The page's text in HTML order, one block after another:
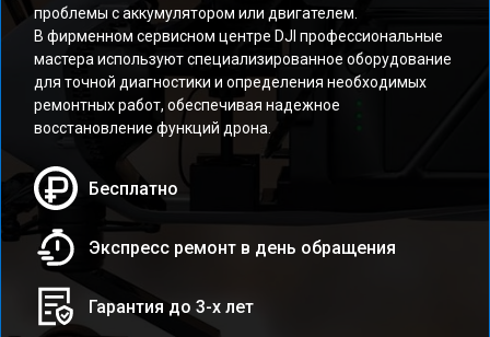
проблемы с аккумулятором или двигателем.
В фирменном сервисном центре DJI профессиональные
мастера используют специализированное оборудование
для точной диагностики и определения необходимых
ремонтных работ, обеспечивая надежное
восстановление функций дрона.
Бесплатно
Экспресс ремонт в день обращения
Гарантия до 3-х лет